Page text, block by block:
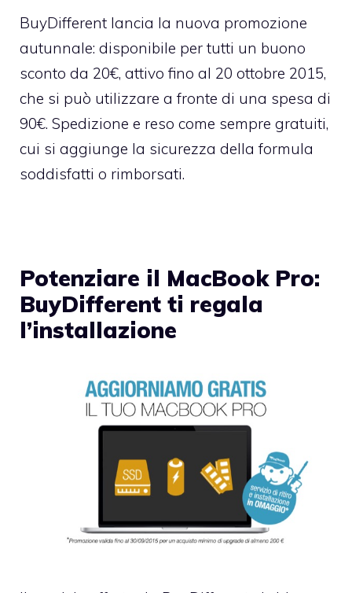
BuyDifferent lancia la nuova promozione
autunnale: disponibile per tutti un buono
sconto da 20€, attivo fino al 20 ottobre 2015,
che si può utilizzare a fronte di una spesa di
90€. Spedizione e reso come sempre gratuiti,
cui si aggiunge la sicurezza della formula
soddisfatti o rimborsati.
Potenziare il MacBook Pro:
BuyDifferent ti regala
l’installazione